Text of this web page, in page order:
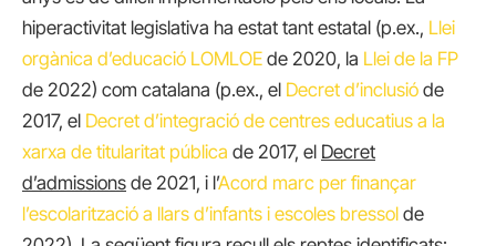
hiperactivitat legislativa ha estat tant estatal (p.ex., Llei
orgànica d’educació LOMLOE de 2020, la Llei de la FP
de 2022) com catalana (p.ex., el Decret d’inclusió de
2017, el Decret d’integració de centres educatius a la
xarxa de titularitat pública de 2017, el Decret
d’admissions de 2021, i l’Acord marc per finançar
l’escolarització a llars d’infants i escoles bressol de